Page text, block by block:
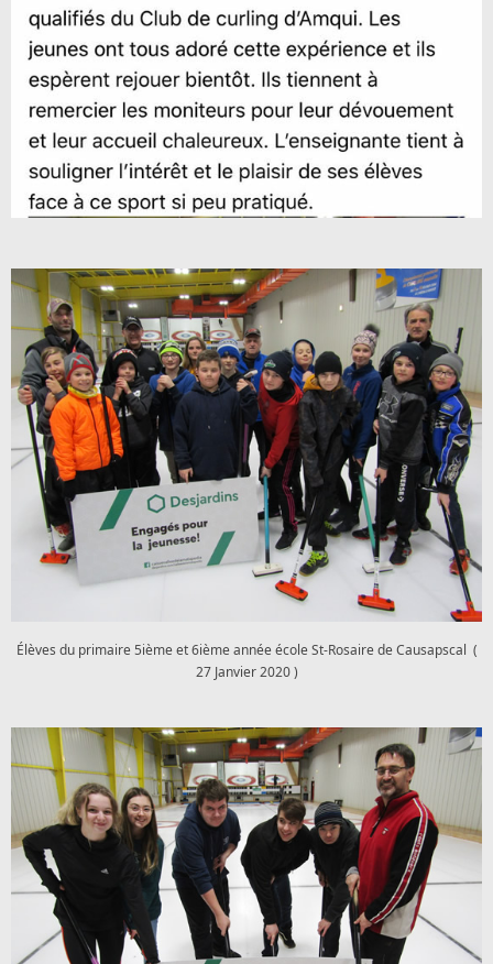
Élèves du primaire 5ième et 6ième année école St-Rosaire de Causapscal (
27 Janvier 2020 )